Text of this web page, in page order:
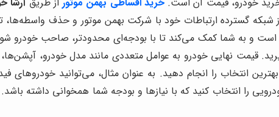
شبکه گسترده ارتباطات خود با شرکت بهمن موتور و حذف
است و به شما کمک می‌کند تا با بودجه‌ای محدودتر، صاحب خودرو
قیمت نهایی خودرو به عوامل متعددی مانند مدل خودرو،
انتخاب را انجام دهید. به عنوان مثال، می‌توانید خودروهای
را انتخاب کنید که با نیازها و بودجه شما همخوانی داشته